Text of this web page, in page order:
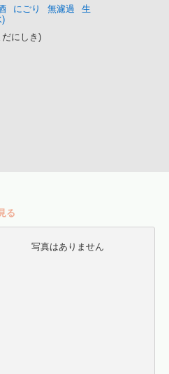
にごり 無濾過
生
)
だにしき)
る
写真はありません